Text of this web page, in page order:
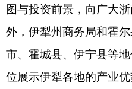
图与投资前景，向广大
外，伊犁州商务局和霍
市、霍城县、伊宁县等
位展示伊犁各地的产业优